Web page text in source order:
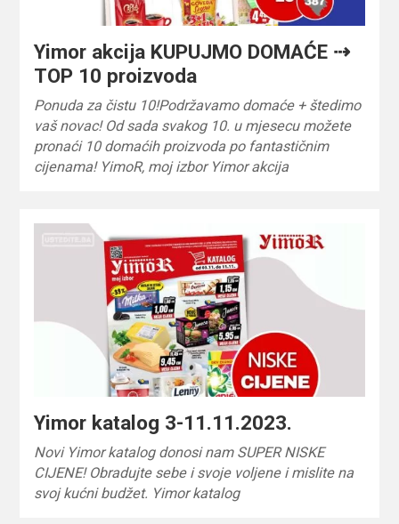
Yimor akcija KUPUJMO DOMAĆE ⇢
TOP 10 proizvoda
Ponuda za čistu 10!Podržavamo domaće + štedimo
vaš novac! Od sada svakog 10. u mjesecu možete
pronaći 10 domaćih proizvoda po fantastičnim
cijenama! YimoR, moj izbor Yimor akcija
Yimor katalog 3-11.11.2023.
Novi Yimor katalog donosi nam SUPER NISKE
CIJENE! Obradujte sebe i svoje voljene i mislite na
svoj kućni budžet. Yimor katalog